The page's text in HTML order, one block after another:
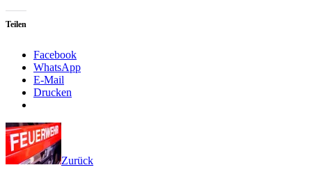
Teilen
Facebook
WhatsApp
E-Mail
Drucken
Zurück